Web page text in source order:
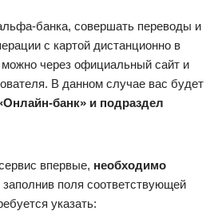
банка, совершать переводы и
с картой дистанционно в
через официальный сайт и
В данном случае вас будет
банк» и подраздел
впервые, необходимо
заполнив поля соответствующей
указать: